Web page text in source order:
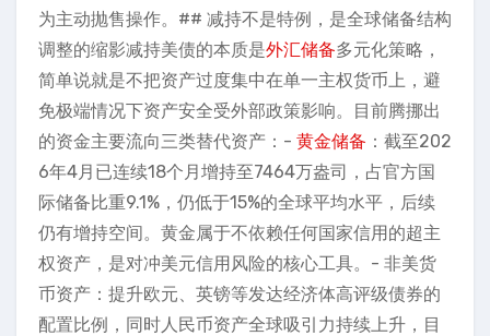
为主动抛售操作。## 减持不是特例，是全球储备结构
调整的缩影减持美债的本质是外汇储备多元化策略，
简单说就是不把资产过度集中在单一主权货币上，避
免极端情况下资产安全受外部政策影响。目前腾挪出
的资金主要流向三类替代资产：- 黄金储备 ：截至202
6年4月已连续18个月增持至7464万盎司，占官方国
际储备比重9.1%，仍低于15%的全球平均水平，后续
仍有增持空间。黄金属于不依赖任何国家信用的超主
权资产，是对冲美元信用风险的核心工具。- 非美货
币资产：提升欧元、英镑等发达经济体高评级债券的
配置比例，同时人民币资产全球吸引力持续上升，目